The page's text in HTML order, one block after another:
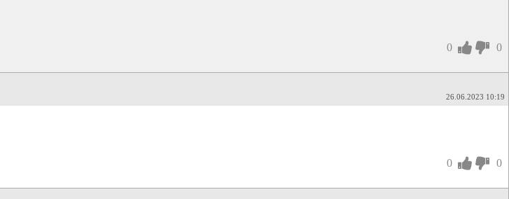
0 0
26.06.2023 10:19
0 0